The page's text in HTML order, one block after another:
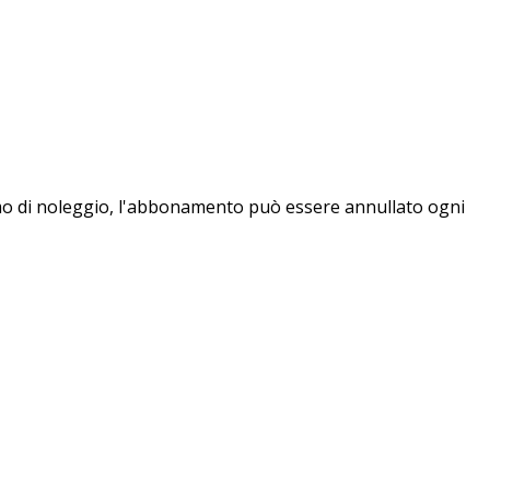
di noleggio, l'abbonamento può essere annullato ogni